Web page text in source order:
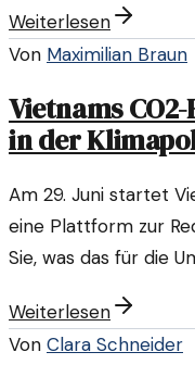
Schritt in Richtung
Zukunft.
Weiterlesen
Von Maximilian Braun
Vietnams
in der
Am 29. Juni startet
eine Plattform zur
Sie, was das für die
Weiterlesen
Von Clara Schneider